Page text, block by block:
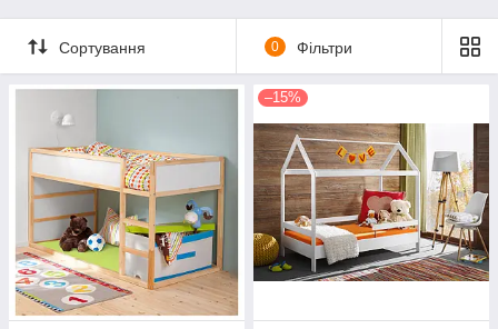
Сортування 0 Фільтри
–15%